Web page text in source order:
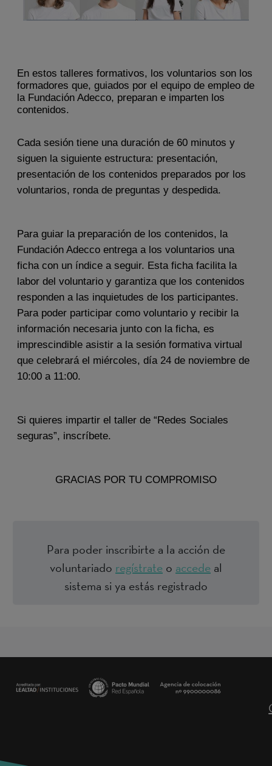
En estos talleres formativos, los voluntarios son los
formadores que, guiados por el equipo de empleo de
la Fundación Adecco, preparan e imparten los
contenidos.
Cada sesión tiene una duración de 60 minutos y
siguen la siguiente estructura: presentación,
presentación de los contenidos preparados por los
voluntarios, ronda de preguntas y despedida.
Para guiar la preparación de los contenidos, la
Fundación Adecco entrega a los voluntarios una
ficha con un índice a seguir. Esta ficha facilita la
labor del voluntario y garantiza que los contenidos
responden a las inquietudes de los participantes.
Para poder participar como voluntario y recibir la
información necesaria junto con la ficha, es
imprescindible asistir a la sesión formativa virtual
que celebrará el miércoles, día 24 de noviembre de
10:00 a 11:00.
Si quieres impartir el taller de “Redes Sociales
seguras”, inscríbete.
GRACIAS POR TU COMPROMISO
Para poder inscribirte a la acción de
voluntariado regístrate o accede al
sistema si ya estás registrado